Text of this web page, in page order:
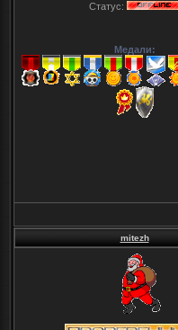
Статус:
Медали:
mitezh